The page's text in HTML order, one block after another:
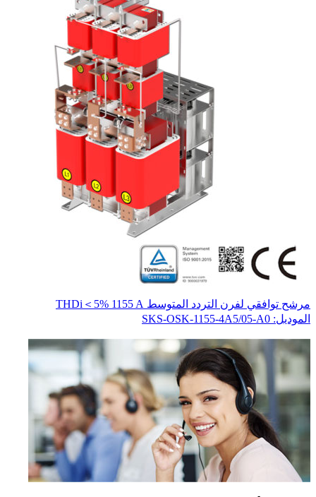
مرشح توافقي لفرن التردد المتوسط THDi＜5% 1155 A
الموديل: SKS-OSK-1155-4A5/05-A0